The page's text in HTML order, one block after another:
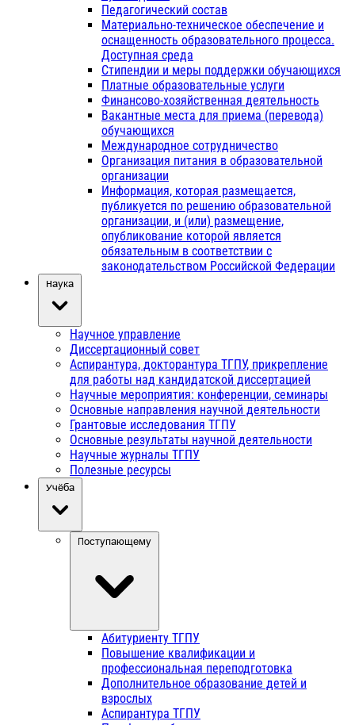
Педагогический состав
Материально-техническое обеспечение и
оснащенность образовательного процесса.
Доступная среда
Стипендии и меры поддержки обучающихся
Платные образовательные услуги
Финансово-хозяйственная деятельность
Вакантные места для приема (перевода)
обучающихся
Международное сотрудничество
Организация питания в образовательной
организации
Информация, которая размещается,
публикуется по решению образовательной
организации, и (или) размещение,
опубликование которой является
обязательным в соответствии с
законодательством Российской Федерации
Наука
Научное управление
Диссертационный совет
Аспирантура, докторантура ТГПУ, прикрепление
для работы над кандидатской диссертацией
Научные мероприятия: конференции, семинары
Основные направления научной деятельности
Грантовые исследования ТГПУ
Основные результаты научной деятельности
Научные журналы ТГПУ
Полезные ресурсы
Учёба
Поступающему
Абитуриенту ТГПУ
Повышение квалификации и
профессиональная переподготовка
Дополнительное образование детей и
взрослых
Аспирантура ТГПУ